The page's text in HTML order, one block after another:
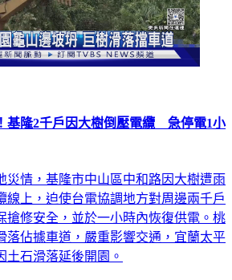
基隆2千戶因大樹倒壓電纜 急停電1小
災情，基隆市中山區中和路因大樹遭雨
線上，迫使台電協調地方對周邊兩千戶
搶修安全，並於一小時內恢復供電。桃
落佔據車道，嚴重影響交通，宜蘭太平
土石滑落延後開園。